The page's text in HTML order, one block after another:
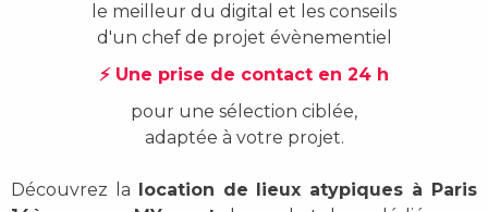
le meilleur du digital et les conseils
d'un chef de projet évènementiel
⚡ Une prise de contact en 24 h
pour une sélection ciblée,
adaptée à votre projet.
Découvrez la location de lieux atypiques à Paris